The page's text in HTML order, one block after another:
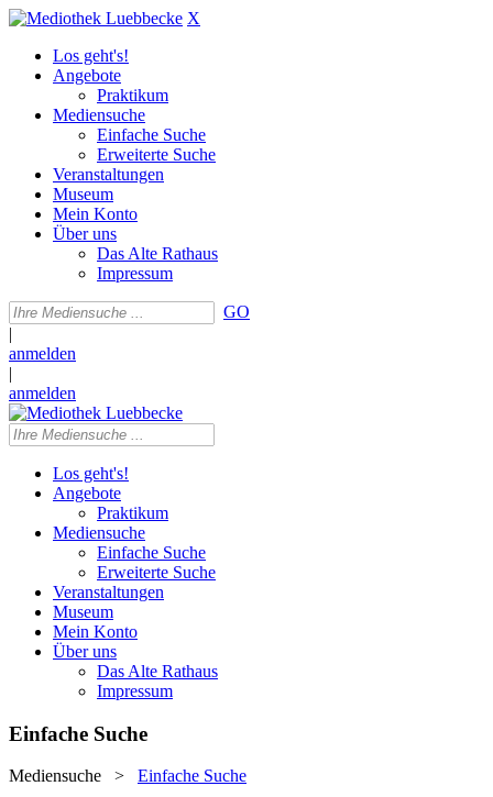
X
Los geht's!
Angebote
Praktikum
Mediensuche
Einfache Suche
Erweiterte Suche
Veranstaltungen
Museum
Mein Konto
Über uns
Das Alte Rathaus
Impressum
GO
|
anmelden
|
anmelden
Los geht's!
Angebote
Praktikum
Mediensuche
Einfache Suche
Erweiterte Suche
Veranstaltungen
Museum
Mein Konto
Über uns
Das Alte Rathaus
Impressum
Einfache Suche
Mediensuche > Einfache Suche